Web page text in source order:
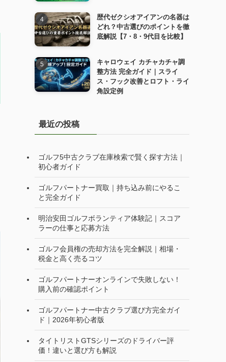
歴代ゼクシオアイアンの名器は
どれ？中古選びのポイントを徹
底解説【7・8・9代目を比較】
キャロウェイ カチャカチャ調
整方法 完全ガイド｜スライ
ス・フック改善とロフト・ライ
角設定例
最近の投稿
ゴルフ5中古クラブ在庫検索で賢く探す方法｜
初心者ガイド
ゴルフパートナー買取｜持ち込み前にやるこ
と完全ガイド
明治安田ゴルフボランティア体験記｜スコア
ラーの仕事と応募方法
ゴルフ会員権の売却方法を完全解説｜相場・
税金と高く売るコツ
ゴルフパートナーオンラインで失敗しない！
購入前の確認ポイント
ゴルフパートナー中古クラブ選び方完全ガイ
ド｜2026年初心者版
タイトリストGTSシリーズのドライバー評
価！違いと選び方も解説